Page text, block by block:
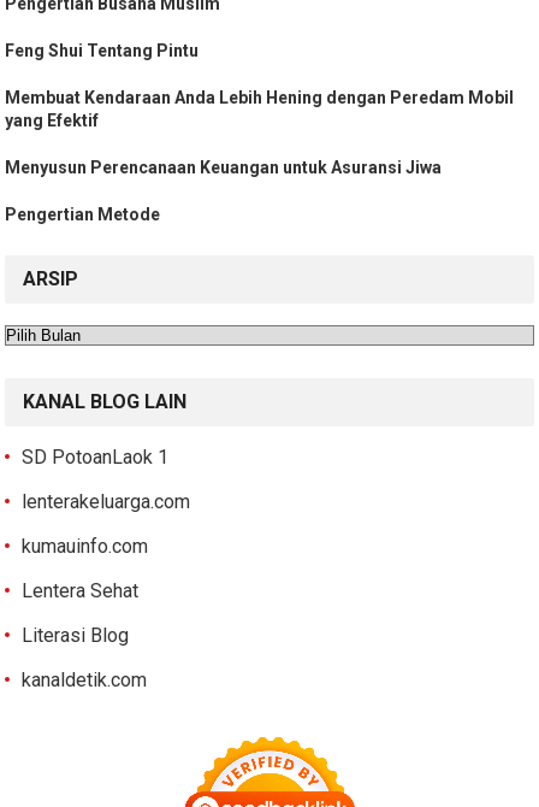
Feng Shui Tentang Pintu
Membuat Kendaraan Anda Lebih Hening dengan Peredam Mobil
yang Efektif
Menyusun Perencanaan Keuangan untuk Asuransi Jiwa
Pengertian Metode
ARSIP
Arsip
KANAL BLOG LAIN
SD PotoanLaok 1
lenterakeluarga.com
kumauinfo.com
Lentera Sehat
Literasi Blog
kanaldetik.com